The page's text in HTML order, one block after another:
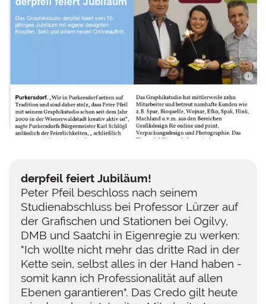
derpfeil feiert Jubiläum!
Peter Pfeil beschloss nach seinem
Studienabschluss bei Professor Lürzer auf
der Grafischen und Stationen bei Ogilvy,
DMB und Saatchi in Eigenregie zu werken:
"Ich wollte nicht mehr das dritte Rad in der
Kette sein, selbst alles in der Hand haben -
somit kann ich Professionalität auf allen
Ebenen garantieren". Das Credo gilt heute